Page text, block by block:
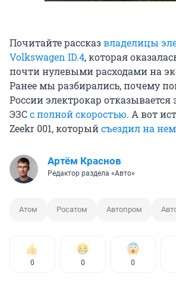
Почитайте рассказвладелицы
Volkswagen ID.4, которая
почти нулевыми расходами на
Ранее мы разбирались, почему
России электрокар отказывается
ЭЗСс полной скоростью. А вот
Zeekr 001, которыйсъездил на
Артём Краснов
Редактор раздела «Авто»
Атом Росатом Автопром
0 0 0